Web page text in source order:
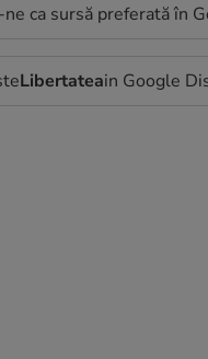
ca sursă preferată în
Libertateain Google